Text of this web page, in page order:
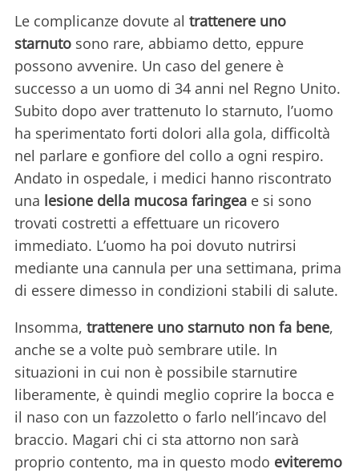
Le complicanze dovute al trattenere uno
starnuto sono rare, abbiamo detto, eppure
possono avvenire. Un caso del genere è
successo a un uomo di 34 anni nel Regno Unito.
Subito dopo aver trattenuto lo starnuto, l’uomo
ha sperimentato forti dolori alla gola, difficoltà
nel parlare e gonfiore del collo a ogni respiro.
Andato in ospedale, i medici hanno riscontrato
una lesione della mucosa faringea e si sono
trovati costretti a effettuare un ricovero
immediato. L’uomo ha poi dovuto nutrirsi
mediante una cannula per una settimana, prima
di essere dimesso in condizioni stabili di salute.
Insomma, trattenere uno starnuto non fa bene,
anche se a volte può sembrare utile. In
situazioni in cui non è possibile starnutire
liberamente, è quindi meglio coprire la bocca e
il naso con un fazzoletto o farlo nell’incavo del
braccio. Magari chi ci sta attorno non sarà
proprio contento, ma in questo modo eviteremo